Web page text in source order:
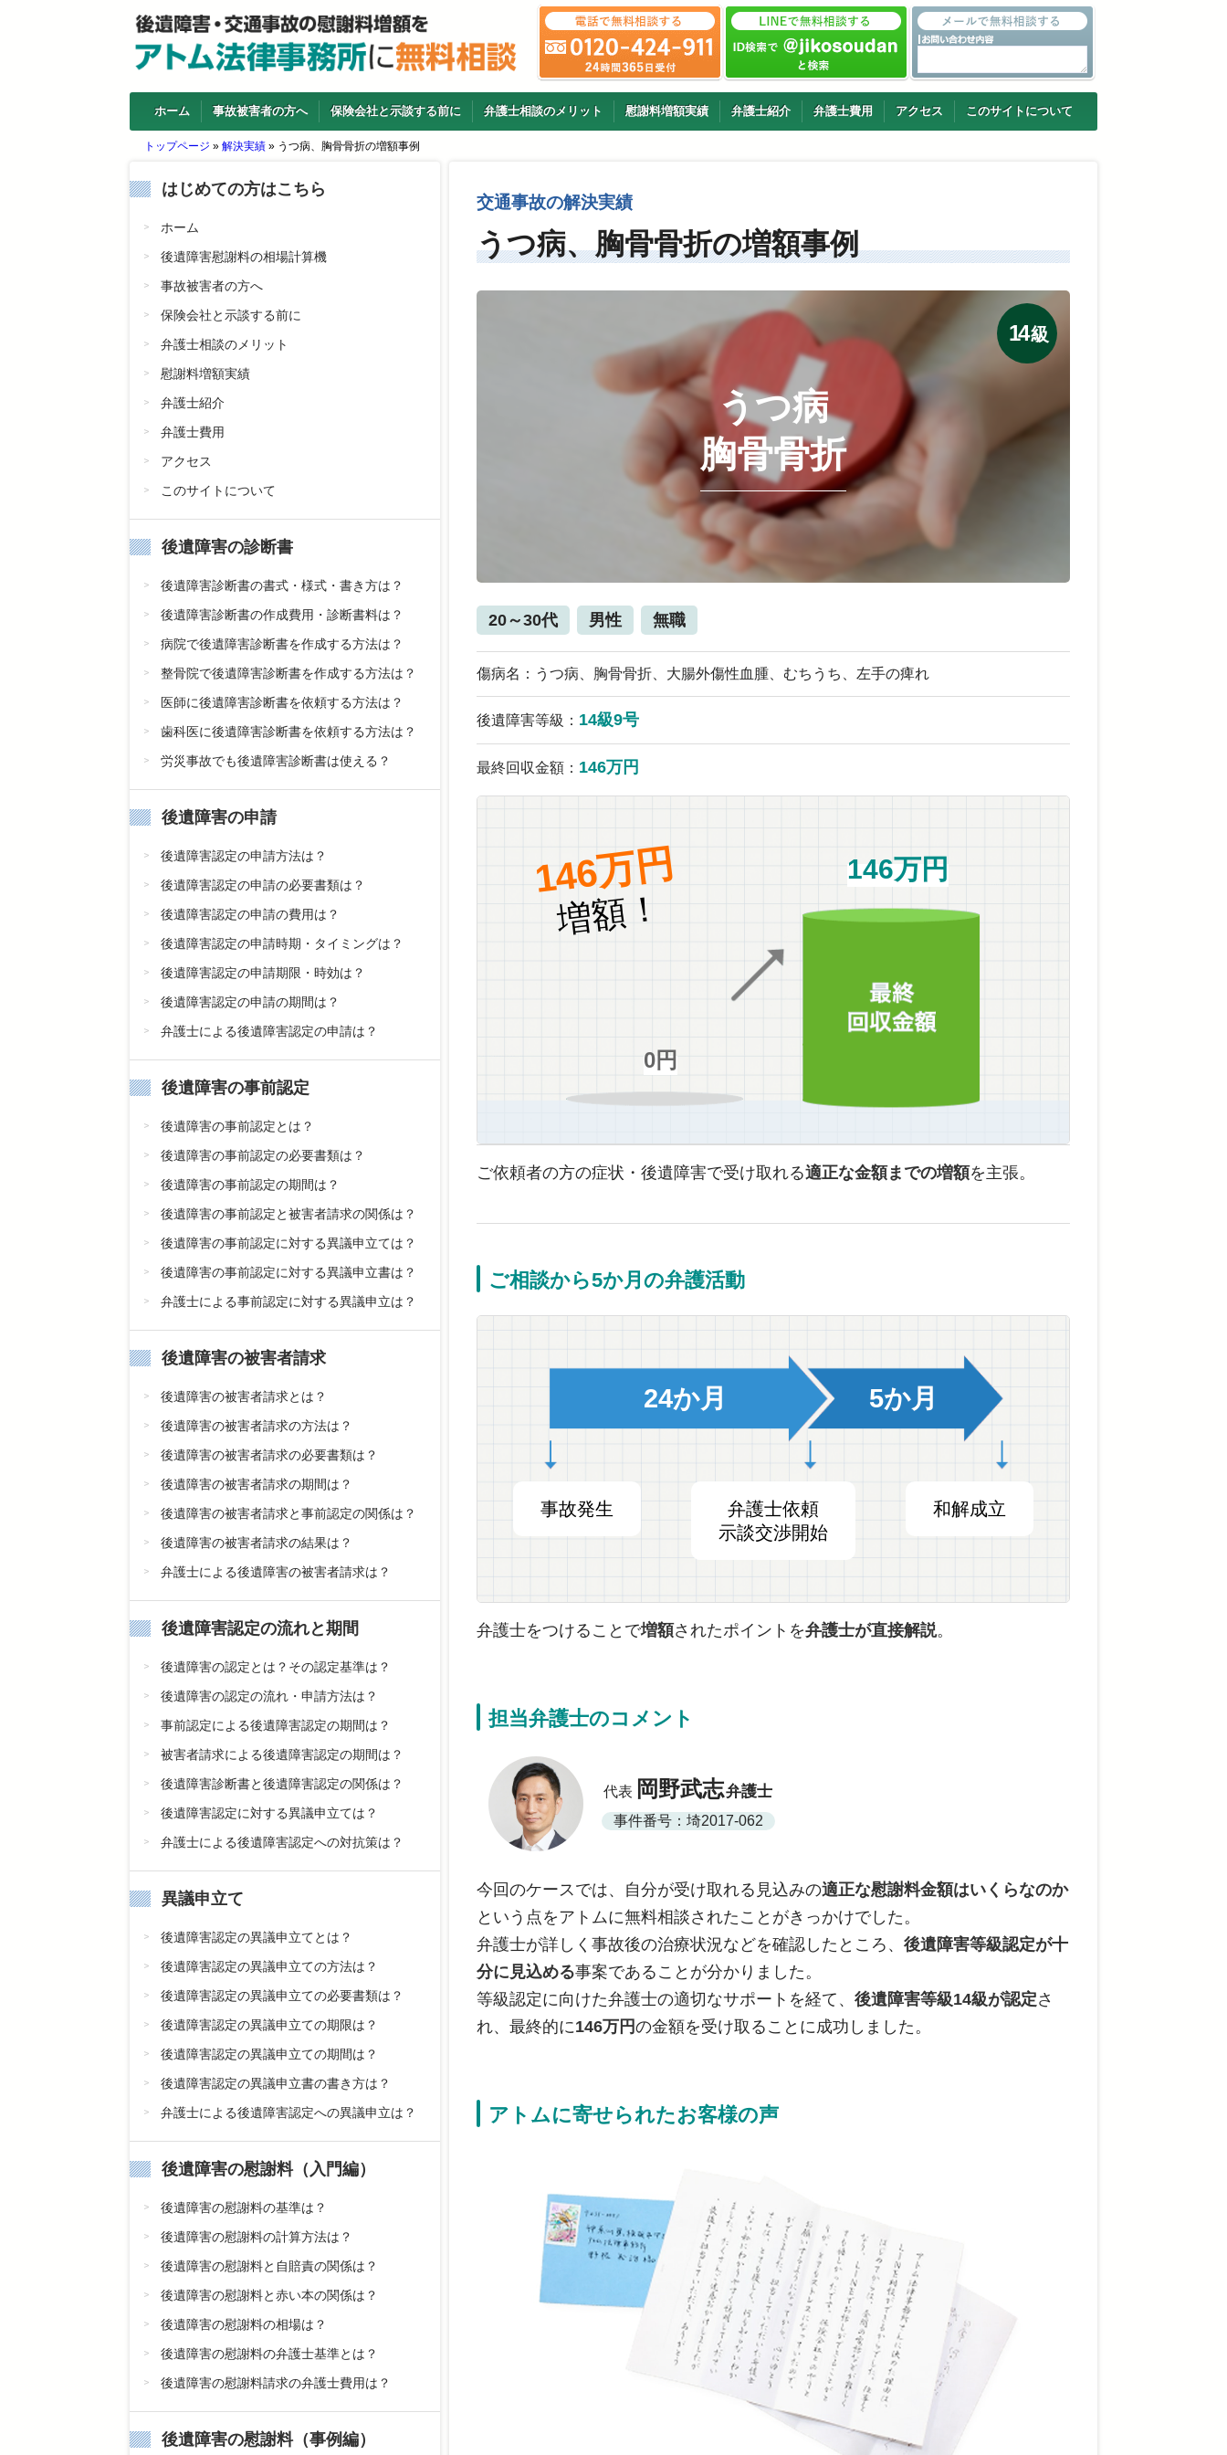
ホーム 事故被害者の方へ 保険会社と示談する前に 弁護士相談のメリット 慰謝料増額実績 弁護士紹介 弁護士費用 アクセス このサイトについて
トップページ » 解決実績» うつ病、胸骨骨折の増額事例
交通事故の解決実績
うつ病、胸骨骨折の増額事例
14級
うつ病
胸骨骨折
20～30代 男性 無職
傷病名：うつ病、胸骨骨折、大腸外傷性血腫、むちうち、左手の痺れ
後遺障害等級： 14級9号
最終回収金額： 146万円
146万円
増額！
0円
146万円
ご依頼者の方の症状・後遺障害で受け取れる適正な金額までの増額を主張。
ご相談から5か月の弁護活動
24か月 5か月
事故発生
弁護士依頼
示談交渉開始
和解成立
弁護士をつけることで増額されたポイントを弁護士が直接解説。
担当弁護士のコメント
代表 岡野武志弁護士
事件番号：埼2017-062
今回のケースでは、自分が受け取れる見込みの適正な慰謝料金額はいくらなのか
という点をアトムに無料相談されたことがきっかけでした。
弁護士が詳しく事故後の治療状況などを確認したところ、 後遺障害等級認定が十
分に見込める事案であることが分かりました。
等級認定に向けた弁護士の適切なサポートを経て、 後遺障害等級14級が認定さ
れ、最終的に146万円の金額を受け取ることに成功しました。
アトムに寄せられたお客様の声
はじめての方はこちら
ホーム
後遺障害慰謝料の相場計算機
事故被害者の方へ
保険会社と示談する前に
弁護士相談のメリット
慰謝料増額実績
弁護士紹介
弁護士費用
アクセス
このサイトについて
後遺障害の診断書
後遺障害診断書の書式・様式・書き方は？
後遺障害診断書の作成費用・診断書料は？
病院で後遺障害診断書を作成する方法は？
整骨院で後遺障害診断書を作成する方法は？
医師に後遺障害診断書を依頼する方法は？
歯科医に後遺障害診断書を依頼する方法は？
労災事故でも後遺障害診断書は使える？
後遺障害の申請
後遺障害認定の申請方法は？
後遺障害認定の申請の必要書類は？
後遺障害認定の申請の費用は？
後遺障害認定の申請時期・タイミングは？
後遺障害認定の申請期限・時効は？
後遺障害認定の申請の期間は？
弁護士による後遺障害認定の申請は？
後遺障害の事前認定
後遺障害の事前認定とは？
後遺障害の事前認定の必要書類は？
後遺障害の事前認定の期間は？
後遺障害の事前認定と被害者請求の関係は？
後遺障害の事前認定に対する異議申立ては？
後遺障害の事前認定に対する異議申立書は？
弁護士による事前認定に対する異議申立は？
後遺障害の被害者請求
後遺障害の被害者請求とは？
後遺障害の被害者請求の方法は？
後遺障害の被害者請求の必要書類は？
後遺障害の被害者請求の期間は？
後遺障害の被害者請求と事前認定の関係は？
後遺障害の被害者請求の結果は？
弁護士による後遺障害の被害者請求は？
後遺障害認定の流れと期間
後遺障害の認定とは？その認定基準は？
後遺障害の認定の流れ・申請方法は？
事前認定による後遺障害認定の期間は？
被害者請求による後遺障害認定の期間は？
後遺障害診断書と後遺障害認定の関係は？
後遺障害認定に対する異議申立ては？
弁護士による後遺障害認定への対抗策は？
異議申立て
後遺障害認定の異議申立てとは？
後遺障害認定の異議申立ての方法は？
後遺障害認定の異議申立ての必要書類は？
後遺障害認定の異議申立ての期限は？
後遺障害認定の異議申立ての期間は？
後遺障害認定の異議申立書の書き方は？
弁護士による後遺障害認定への異議申立は？
後遺障害の慰謝料（入門編）
後遺障害の慰謝料の基準は？
後遺障害の慰謝料の計算方法は？
後遺障害の慰謝料と自賠責の関係は？
後遺障害の慰謝料と赤い本の関係は？
後遺障害の慰謝料の相場は？
後遺障害の慰謝料の弁護士基準とは？
後遺障害の慰謝料請求の弁護士費用は？
後遺障害の慰謝料（事例編）